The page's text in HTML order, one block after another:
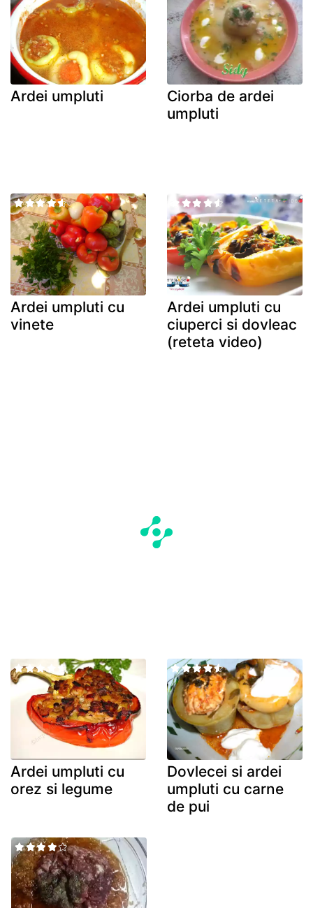
Ardei umpluti
Ciorba de ardei
umpluti
Ardei umpluti cu
vinete
Ardei umpluti cu
ciuperci si dovleac
(reteta video)
Ardei umpluti cu
orez si legume
Dovlecei si ardei
umpluti cu carne
de pui